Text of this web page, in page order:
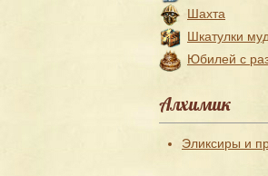
Шахта
Шкатулки
Юбилей с
Алхимик
Эликсиры и